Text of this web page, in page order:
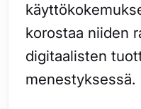
korostaa niiden
digitaalisten
menestyksessä.